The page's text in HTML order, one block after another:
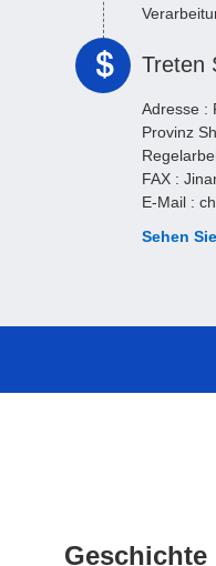
Treten
Adresse :
Provinz
FAX :
E-Mail :
Sehen
Geschichte